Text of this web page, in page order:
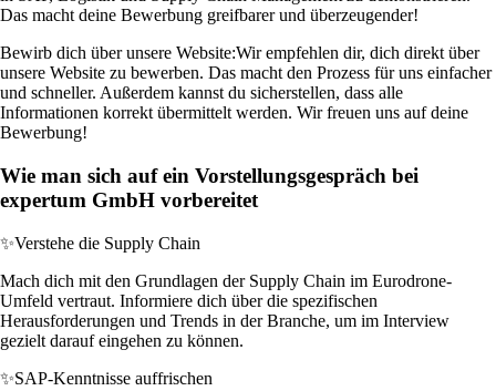
Das macht deine Bewerbung greifbarer und überzeugender!
Bewirb dich über unsere Website:Wir empfehlen dir, dich direkt über
unsere Website zu bewerben. Das macht den Prozess für uns einfacher
und schneller. Außerdem kannst du sicherstellen, dass alle
Informationen korrekt übermittelt werden. Wir freuen uns auf deine
Bewerbung!
Wie man sich auf ein Vorstellungsgespräch bei
expertum GmbH vorbereitet
✨Verstehe die Supply Chain
Mach dich mit den Grundlagen der Supply Chain im Eurodrone-
Umfeld vertraut. Informiere dich über die spezifischen
Herausforderungen und Trends in der Branche, um im Interview
gezielt darauf eingehen zu können.
✨SAP-Kenntnisse auffrischen